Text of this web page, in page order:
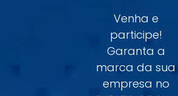
Venha e
participe!
Garanta a
marca da sua
empresa no